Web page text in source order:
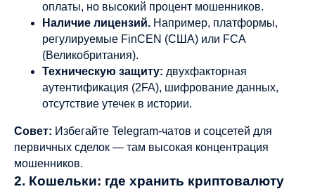
оплаты, но высокий процент мошенников.
Наличие лицензий. Например, платформы,
регулируемые FinCEN (США) или FCA
(Великобритания).
Техническую защиту: двухфакторная
аутентификация (2FA), шифрование данных,
отсутствие утечек в истории.
Совет: Избегайте Telegram-чатов и соцсетей для
первичных сделок — там высокая концентрация
мошенников.
2. Кошельки: где хранить криптовалюту